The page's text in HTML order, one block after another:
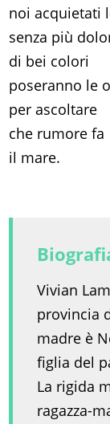
noi acquietati
senza più
di bei colori
poseranno le
per ascoltare
che rumore fa
il mare.
Vivian
provincia
madre è
figlia del
La rigida
ragazza-